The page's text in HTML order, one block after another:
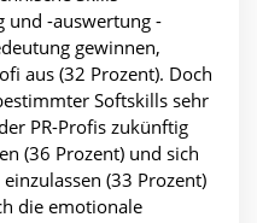
und -auswertung -
gewinnen,
aus (32 Prozent). Doch
Softskills sehr
PR-Profis zukünftig
(36 Prozent) und sich
(33 Prozent)
die emotionale